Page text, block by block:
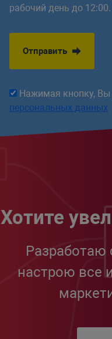
рабочий день до 12:00.
Отправить
Нажимая кнопку, Вы
персональных данных
Хотите
Разработаю
настрою все